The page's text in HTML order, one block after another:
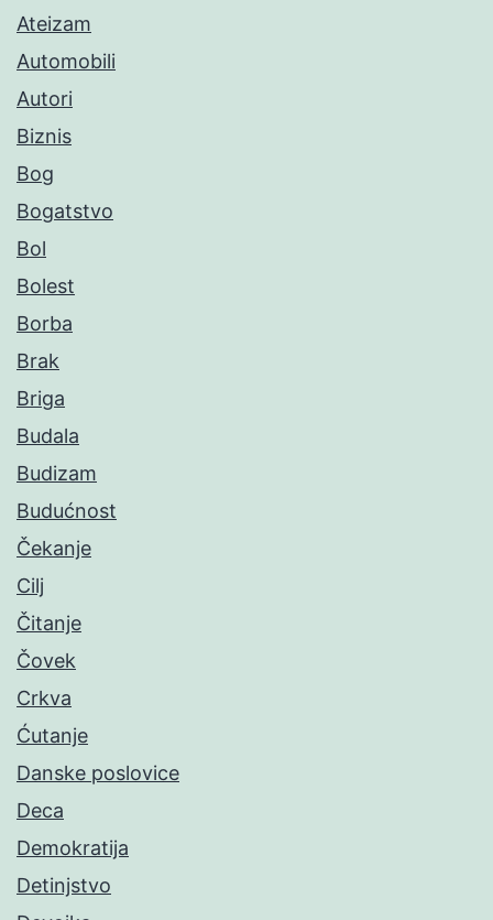
Ateizam
Automobili
Autori
Biznis
Bog
Bogatstvo
Bol
Bolest
Borba
Brak
Briga
Budala
Budizam
Budućnost
Čekanje
Cilj
Čitanje
Čovek
Crkva
Ćutanje
Danske poslovice
Deca
Demokratija
Detinjstvo